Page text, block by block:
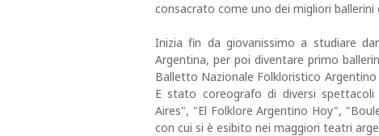
consacrato come uno dei migliori
Inizia fin da giovanissimo a studiare
Argentina, per poi diventare primo
Balletto Nazionale Folkloristico
E stato coreografo di diversi
Aires", "El Folklore Argentino Hoy",
con cui si è esibito nei maggiori teatri